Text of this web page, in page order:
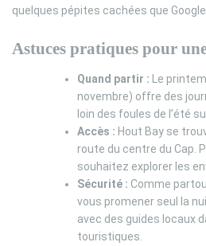
quelques pépites cachées que
Astuces pratiques pour
Quand partir : Le
novembre) offre des
loin des foules de l’été
Accès : Hout Bay se
route du centre du Cap.
souhaitez explorer les
Sécurité : Comme
vous promener seul la
avec des guides locaux
touristiques.